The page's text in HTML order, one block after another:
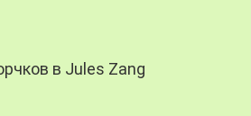
в Jules Zang